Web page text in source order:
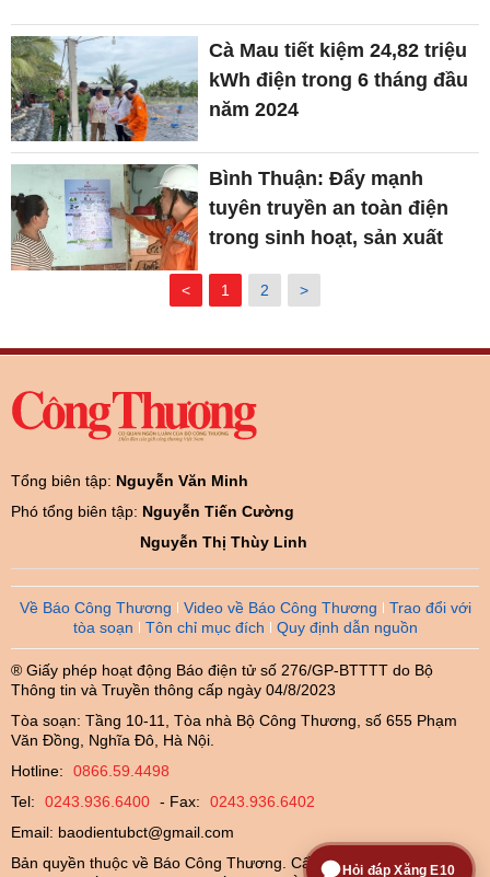
Cà Mau tiết kiệm 24,82 triệu
kWh điện trong 6 tháng đầu
năm 2024
Bình Thuận: Đẩy mạnh
tuyên truyền an toàn điện
trong sinh hoạt, sản xuất
< 1 2 >
Tổng biên tập: Nguyễn Văn Minh
Phó tổng biên tập: Nguyễn Tiến Cường
Nguyễn Thị Thùy Linh
Về Báo Công Thương Video về Báo Công Thương
Trao đổi với
tòa soạn
Tôn chỉ mục đích Quy định dẫn nguồn
® Giấy phép hoạt động Báo điện tử số 276/GP-BTTTT do Bộ
Thông tin và Truyền thông cấp ngày 04/8/2023
Tòa soạn: Tầng 10-11, Tòa nhà Bộ Công Thương, số 655 Phạm
Văn Đồng, Nghĩa Đô, Hà Nội.
Hotline:
0866.59.4498
Tel:
0243.936.6400 - Fax:
0243.936.6402
Email: baodientubct@gmail.com
Bản quyền thuộc về Báo Công Thương. Cấm sao chép dưới mọi
Hỏi đáp Xăng E10